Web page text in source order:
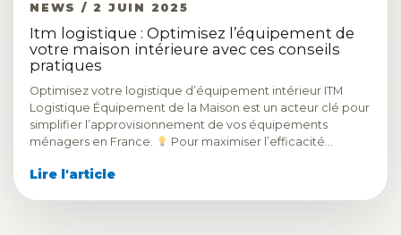
NEWS / 2 JUIN 2025
Itm logistique : Optimisez l’équipement de
votre maison intérieure avec ces conseils
pratiques
Optimisez votre logistique d’équipement intérieur ITM
Logistique Équipement de la Maison est un acteur clé pour
simplifier l’approvisionnement de vos équipements
ménagers en France.
Pour maximiser l’efficacité…
Lire l'article